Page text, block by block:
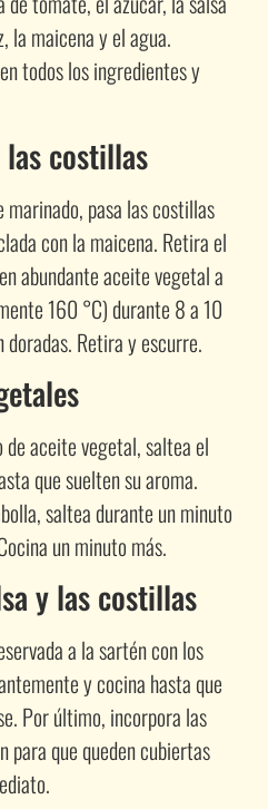
la maicena y el agua.
todos los ingredientes y
costillas
pasa las costillas
con la maicena. Retira el
abundante aceite vegetal a
160 °C) durante 8 a 10
Retira y escurre.
aceite vegetal, saltea el
que suelten su aroma.
saltea durante un minuto
un minuto más.
y las costillas
a la sartén con los
y cocina hasta que
Por último, incorpora las
que queden cubiertas